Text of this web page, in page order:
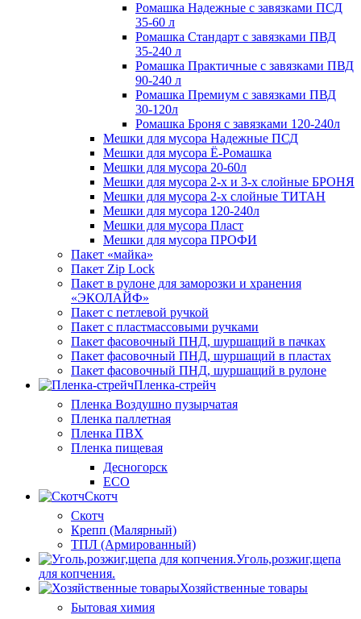
Ромашка Надежные с завязками ПСД
35-60 л
Ромашка Стандарт с завязками ПВД
35-240 л
Ромашка Практичные с завязками ПВД
90-240 л
Ромашка Премиум с завязками ПВД
30-120л
Ромашка Броня с завязками 120-240л
Мешки для мусора Надежные ПСД
Мешки для мусора Ё-Ромашка
Мешки для мусора 20-60л
Мешки для мусора 2-х и 3-х слойные БРОНЯ
Мешки для мусора 2-х слойные ТИТАН
Мешки для мусора 120-240л
Мешки для мусора Пласт
Мешки для мусора ПРОФИ
Пакет «майка»
Пакет Zip Lock
Пакет в рулоне для заморозки и хранения
«ЭКОЛАЙФ»
Пакет с петлевой ручкой
Пакет с пластмассовыми ручками
Пакет фасовочный ПНД, шуршащий в пачках
Пакет фасовочный ПНД, шуршащий в пластах
Пакет фасовочный ПНД, шуршащий в рулоне
Пленка-стрейч
Пленка Воздушно пузырчатая
Пленка паллетная
Пленка ПВХ
Пленка пищевая
Десногорск
ECO
Скотч
Скотч
Крепп (Малярный)
ТПЛ (Армированный)
Уголь,розжиг,щепа
для копчения.
Хозяйственные товары
Бытовая химия